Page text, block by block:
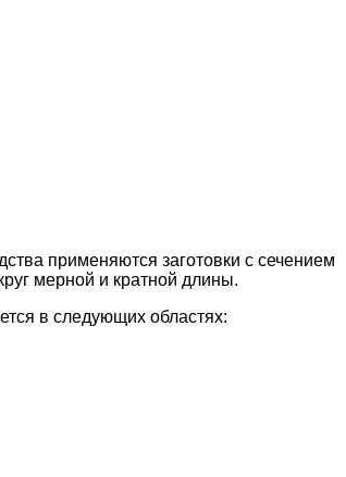
применяются заготовки с сечением
мерной и кратной длины.
в следующих областях: